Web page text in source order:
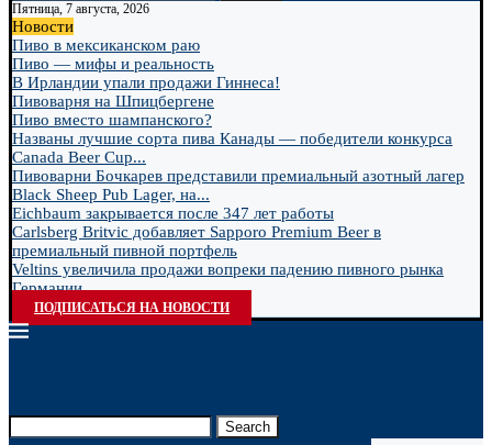
Пятница, 7 августа, 2026
Новости
Пиво в мексиканском раю
Пиво — мифы и реальность
В Ирландии упали продажи Гиннеса!
Пивоварня на Шпицбергене
Пиво вместо шампанского?
Названы лучшие сорта пива Канады — победители конкурса
Canada Beer Cup...
Пивоварни Бочкарев представили премиальный азотный лагер
Black Sheep Pub Lager, на...
Eichbaum закрывается после 347 лет работы
Carlsberg Britvic добавляет Sapporo Premium Beer в
премиальный пивной портфель
Veltins увеличила продажи вопреки падению пивного рынка
Германии
ПОДПИСАТЬСЯ НА НОВОСТИ
Search